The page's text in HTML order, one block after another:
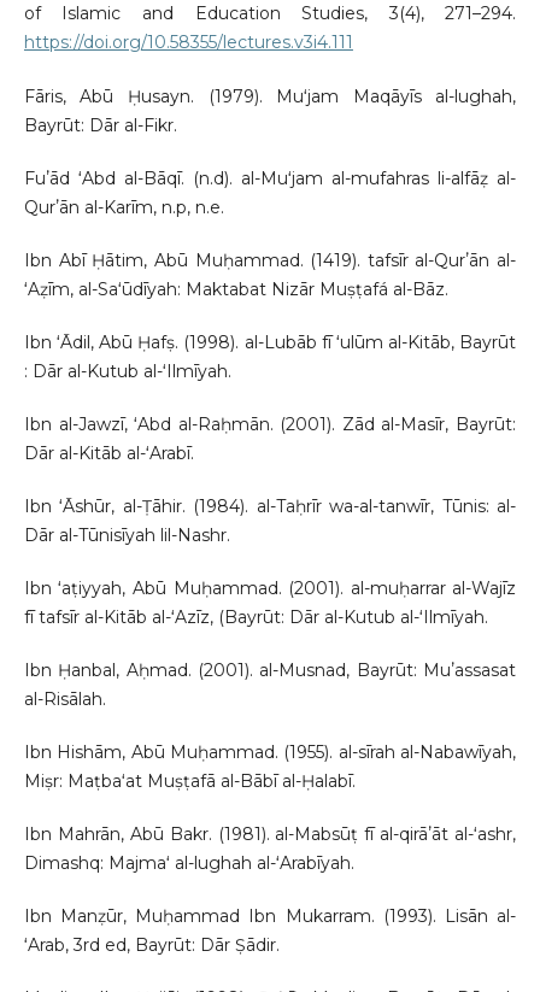
of Islamic and Education Studies, 3(4), 271–294.
https://doi.org/10.58355/lectures.v3i4.111
Fāris, Abū Ḥusayn. (1979). Muʻjam Maqāyīs al-lughah,
Bayrūt: Dār al-Fikr.
Fuʼād ʻAbd al-Bāqī. (n.d). al-Muʻjam al-mufahras li-alfāẓ al-
Qurʼān al-Karīm, n.p, n.e.
Ibn Abī Ḥātim, Abū Muḥammad. (1419). tafsīr al-Qurʼān al-
ʻAẓīm, al-Saʻūdīyah: Maktabat Nizār Muṣṭafá al-Bāz.
Ibn ʻĀdil, Abū Ḥafṣ. (1998). al-Lubāb fī ʻulūm al-Kitāb, Bayrūt
: Dār al-Kutub al-ʻIlmīyah.
Ibn al-Jawzī, ʻAbd al-Raḥmān. (2001). Zād al-Masīr, Bayrūt:
Dār al-Kitāb al-ʻArabī.
Ibn ʻĀshūr, al-Ṭāhir. (1984). al-Taḥrīr wa-al-tanwīr, Tūnis: al-
Dār al-Tūnisīyah lil-Nashr.
Ibn ʻaṭiyyah, Abū Muḥammad. (2001). al-muḥarrar al-Wajīz
fī tafsīr al-Kitāb al-ʻAzīz, (Bayrūt: Dār al-Kutub al-ʻIlmīyah.
Ibn Ḥanbal, Aḥmad. (2001). al-Musnad, Bayrūt: Muʼassasat
al-Risālah.
Ibn Hishām, Abū Muḥammad. (1955). al-sīrah al-Nabawīyah,
Miṣr: Maṭbaʻat Muṣṭafā al-Bābī al-Ḥalabī.
Ibn Mahrān, Abū Bakr. (1981). al-Mabsūṭ fī al-qirāʼāt al-ʻashr,
Dimashq: Majmaʻ al-lughah al-ʻArabīyah.
Ibn Manẓūr, Muḥammad Ibn Mukarram. (1993). Lisān al-
ʻArab, 3rd ed, Bayrūt: Dār Ṣādir.